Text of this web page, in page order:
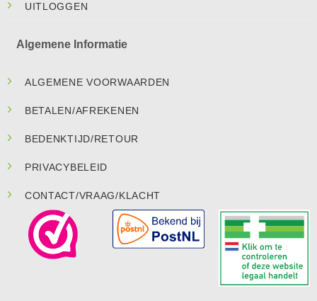
UITLOGGEN
Algemene Informatie
ALGEMENE VOORWAARDEN
BETALEN/AFREKENEN
BEDENKTIJD/RETOUR
PRIVACYBELEID
CONTACT/VRAAG/KLACHT